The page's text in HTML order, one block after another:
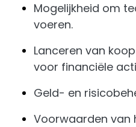
Mogelijkheid om
voeren.
Lanceren van
voor financiële
Geld- en
Voorwaarden van